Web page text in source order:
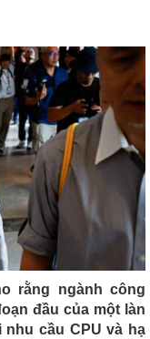
rằng ngành công
đầu của một làn
cầu CPU và hạ